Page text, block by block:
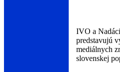
IVO a
predstavujú
mediálnych
slovenskej